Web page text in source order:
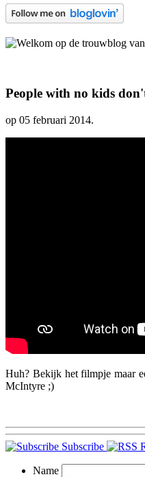
People with no kids
op 05 februari 2014.
Huh? Bekijk het filmpje maar
McIntyre ;)
Subscribe
Name